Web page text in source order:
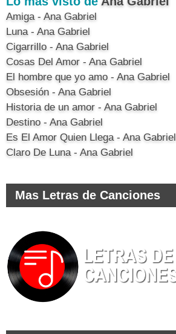
Amiga - Ana Gabriel
Luna - Ana Gabriel
Cigarrillo - Ana Gabriel
Cosas Del Amor - Ana Gabriel
El hombre que yo amo - Ana Gabriel
Obsesión - Ana Gabriel
Historia de un amor - Ana Gabriel
Destino - Ana Gabriel
Es El Amor Quien Llega - Ana Gabriel
Claro De Luna - Ana Gabriel
Mas Letras de Canciones